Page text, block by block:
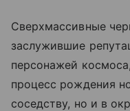
Сверхмассивные
заслужившие
персонажей
процесс рождения
соседству, но и в